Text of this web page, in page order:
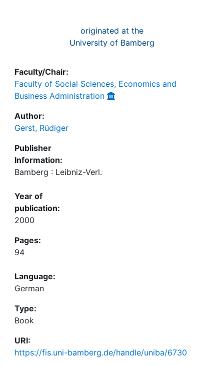
originated at the
University of Bamberg
Faculty/Chair:
Faculty of Social Sciences, Economics and
Business Administration
Author:
Gerst, Rüdiger
Publisher
Information:
Bamberg : Leibniz-Verl.
Year of
publication:
2000
Pages:
94
Language:
German
Type:
Book
URI:
https://fis.uni-bamberg.de/handle/uniba/6730